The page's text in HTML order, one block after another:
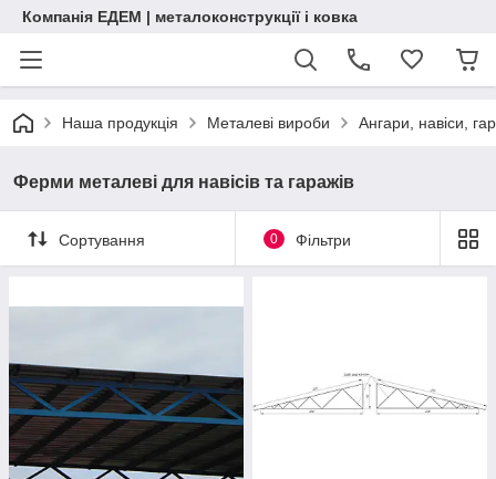
Компанія ЕДЕМ | металоконструкції і ковка
Наша продукція Металеві вироби Ангари, навіси,
Ферми металеві для навісів та гаражів
Сортування 0 Фільтри